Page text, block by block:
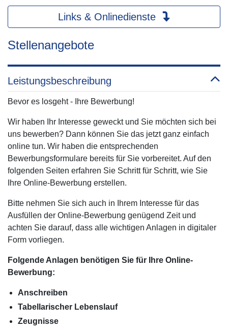
Links & Onlinedienste
Stellenangebote
Leistungsbeschreibung
Bevor es losgeht - Ihre Bewerbung!
Wir haben Ihr Interesse geweckt und Sie möchten sich bei
uns bewerben? Dann können Sie das jetzt ganz einfach
online tun. Wir haben die entsprechenden
Bewerbungsformulare bereits für Sie vorbereitet. Auf den
folgenden Seiten erfahren Sie Schritt für Schritt, wie Sie
Ihre Online-Bewerbung erstellen.
Bitte nehmen Sie sich auch in Ihrem Interesse für das
Ausfüllen der Online-Bewerbung genügend Zeit und
achten Sie darauf, dass alle wichtigen Anlagen in digitaler
Form vorliegen.
Folgende Anlagen benötigen Sie für Ihre Online-
Bewerbung:
Anschreiben
Tabellarischer Lebenslauf
Zeugnisse